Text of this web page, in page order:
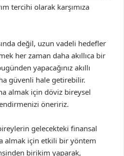
tercihi olarak karşımıza
değil, uzun vadeli hedefler
her zaman daha akıllıca bir
yapacağınız akıllı
güvenli hale getirebilir.
almak için döviz bireysel
öneririz.
gelecekteki finansal
almak için etkili bir yöntem
birikim yaparak,